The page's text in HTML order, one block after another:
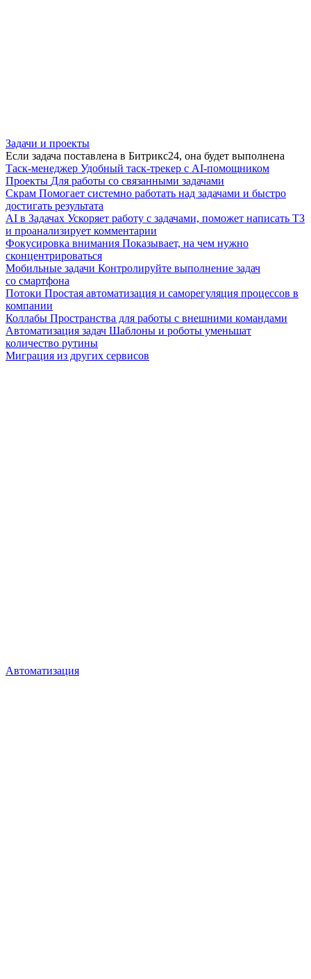
Задачи и проекты
Если задача поставлена в Битрикс24, она будет выполнена
Таск-менеджер Удобный таск-трекер с AI-помощником
Проекты Для работы со связанными задачами
Скрам Помогает системно работать над задачами и быстро
достигать результата
AI в Задачах Ускоряет работу с задачами, поможет написать ТЗ
и проанализирует комментарии
Фокусировка внимания Показывает, на чем нужно
сконцентрироваться
Мобильные задачи Контролируйте выполнение задач
со смартфона
Потоки Простая автоматизация и саморегуляция процессов в
компании
Коллабы Пространства для работы с внешними командами
Автоматизация задач Шаблоны и роботы уменьшат
количество рутины
Миграция из других сервисов
Автоматизация